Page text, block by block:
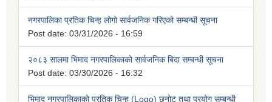
नगरपालिका प्रतिक चिन्ह लोगो सार्वजनिक गरिएको सम्बन्धी सूचना
Post date: 03/31/2026 - 16:59
२०८३ सालमा भिमाद नगरपालिकाको सार्वजनिक बिदा सम्बन्धी सूचना
Post date: 03/30/2026 - 16:32
भिमाद नगरपालिकाको प्रतिक चिन्ह (Logo) छनोट तथा प्रयोग सम्बन्धी